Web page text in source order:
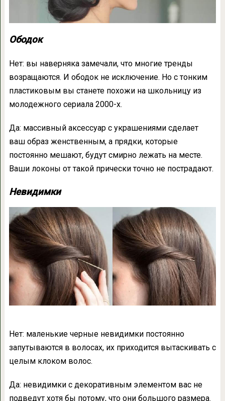
Ободок
Нет: вы наверняка замечали, что многие тренды
возращаются. И ободок не исключение. Но с тонким
пластиковым вы станете похожи на школьницу из
молодежного сериала 2000-х.
Да: массивный аксессуар с украшениями сделает
ваш образ женственным, а прядки, которые
постоянно мешают, будут смирно лежать на месте.
Ваши локоны от такой прически точно не пострадают.
Невидимки
Нет: маленькие черные невидимки постоянно
запутываются в волосах, их приходится вытаскивать с
целым клоком волос.
Да: невидимки с декоративным элементом вас не
подведут хотя бы потому, что они большого размера.